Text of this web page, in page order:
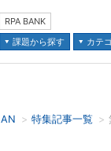
RPA BANK
課題から探す
カテ
特集記事一覧